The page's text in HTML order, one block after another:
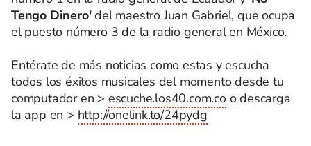
Tengo Dinero'del maestro Juan Gabriel, que ocupa
el puesto número 3 de la radio general en México.
Entérate de más noticias como estas y escucha
todos los éxitos musicales del momento desde tu
computador en > escuche.los40.com.coo descarga
la app en > http://onelink.to/24pydg